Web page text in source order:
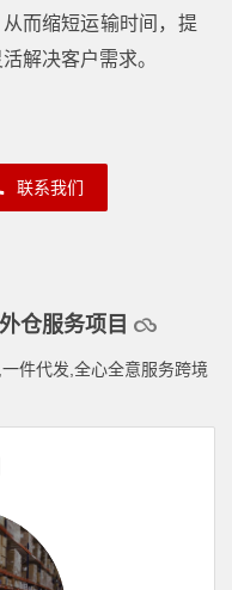
而缩短运输时间，提
解决客户需求。
联系我们
仓服务项目
件代发,全心全意服务跨境